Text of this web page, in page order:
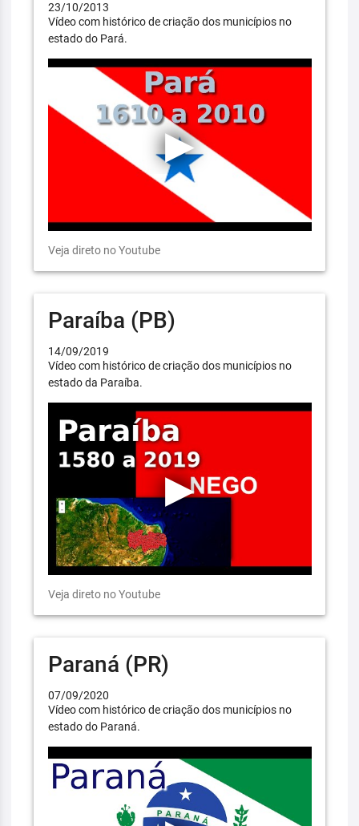
23/10/2013
Vídeo com histórico de criação dos municípios no
estado do Pará.
Veja direto no Youtube
Paraíba (PB)
14/09/2019
Vídeo com histórico de criação dos municípios no
estado da Paraíba.
Veja direto no Youtube
Paraná (PR)
07/09/2020
Vídeo com histórico de criação dos municípios no
estado do Paraná.